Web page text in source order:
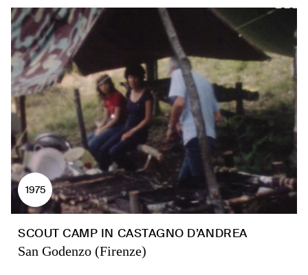
1975
SCOUT CAMP IN CASTAGNO D’ANDREA
San Godenzo (Firenze)